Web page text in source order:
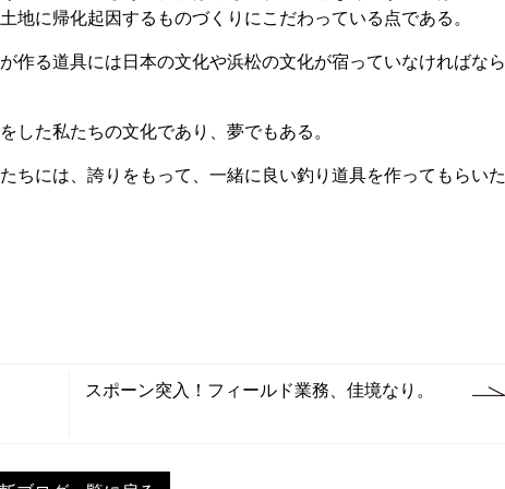
に帰化起因するものづくりにこだわっている点である。
作る道具には日本の文化や浜松の文化が宿っていなければなら
した私たちの文化であり、夢でもある。
ちには、誇りをもって、一緒に良い釣り道具を作ってもらいた
スポーン突入！フィールド業務、佳境なり。